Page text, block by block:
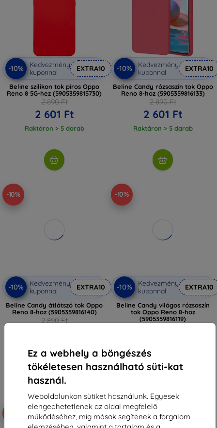
Ez a webhely a böngészés
tökéletesen használható süti-kat
használ.
Weboldalunkon sütiket használunk. Egyesek
elengedhetetlenek az oldal megfelelő
működéséhez, míg mások segítenek a forgalom
-10%
Kedvezmény
kuponnal
EXTRA10
Beline szilikon tok piros Oppo
Reno 8 5G-hez (5905359815730)
2 890 Ft
2 601 Ft
Raktáron > 5 darab
-10%
Kedvezmény
kuponnal
EXTRA10
Beline Candy rózsaszín tok Oppo
Reno 8-hoz (5905359816133)
2 890 Ft
2 601 Ft
Raktáron > 5 darab
-10%
-10%
Kedvezmény
kuponnal
EXTRA10
Beline Candy átlátszó tok Oppo
Reno 8-hoz (5905359816140)
2 890 Ft
-10%
-10%
Kedvezmény
kuponnal
EXTRA10
Beline Candy világos rózsaszín
tok Oppo Reno 8-hoz
(5905359816119)
Raktáron > 5 darab